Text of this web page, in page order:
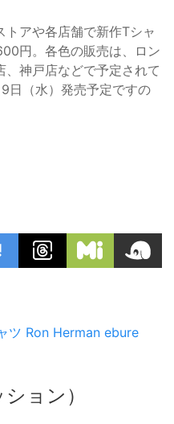
トアや各店舗で新作Tシャ
円。各色の販売は、ロン
神戸店などで予定されて
日（水）発売予定ですの
ツ Ron Herman ebure
ョン）